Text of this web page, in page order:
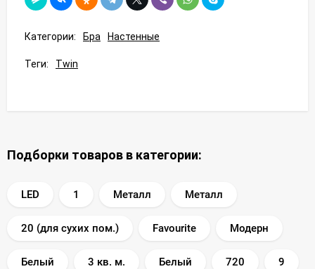
Категории: Бра Настенные
Теги: Twin
Подборки товаров в категории:
LED 1 Металл Металл
20 (для сухих пом.) Favourite Модерн
Белый 3 кв. м. Белый 720 9